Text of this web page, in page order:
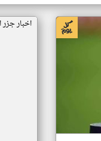
اخبار